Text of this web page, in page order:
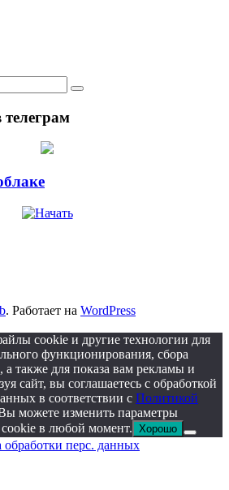
. Работает на WordPress
cookie и другие технологии для
функционирования, сбора
также для показа вам рекламы и
сайт, вы соглашаетесь с обработкой
в соответствии с Политикой
можете изменить параметры
в любой момент. Хорошо
перс. данных